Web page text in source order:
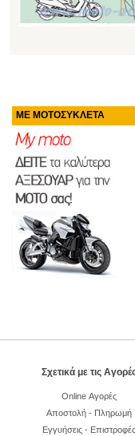
ΜΕ ΜΟΤΟΣΥΚΛΕΤΑ
Σχετικά με τις
Online Αγορές
Αποστολή - Πληρωμή
Εγγυήσεις - Επιστροφές